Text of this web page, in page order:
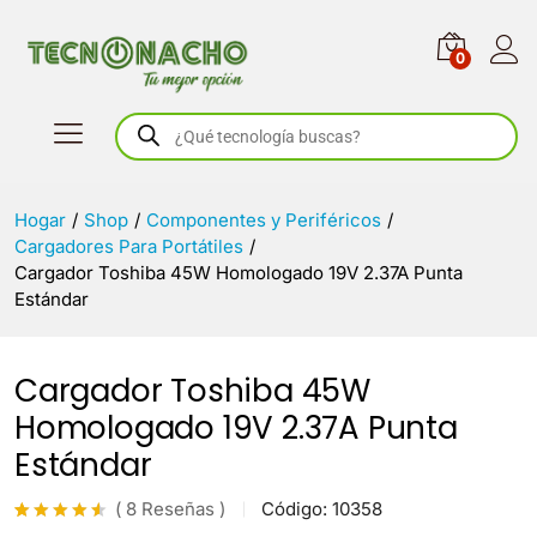
0
Búsqueda
de
productos
Hogar / Shop / Componentes y Periféricos /
Cargadores Para Portátiles /
Cargador Toshiba 45W Homologado 19V 2.37A Punta
Estándar
Cargador Toshiba 45W
Homologado 19V 2.37A Punta
Estándar
( 8 Reseñas ) Código: 10358